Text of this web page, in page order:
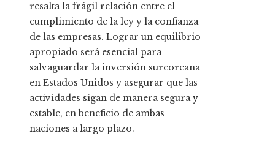
resalta la frágil relación entre el
cumplimiento de la ley y la confianza
de las empresas. Lograr un equilibrio
apropiado será esencial para
salvaguardar la inversión surcoreana
en Estados Unidos y asegurar que las
actividades sigan de manera segura y
estable, en beneficio de ambas
naciones a largo plazo.